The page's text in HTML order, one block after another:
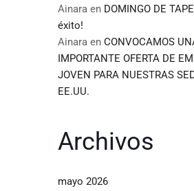
Ainara en DOMINGO DE
éxito!
Ainara en CONVOCAMOS
IMPORTANTE OFERTA DE
JOVEN PARA NUESTRAS
EE.UU.
Archivos
mayo 2026